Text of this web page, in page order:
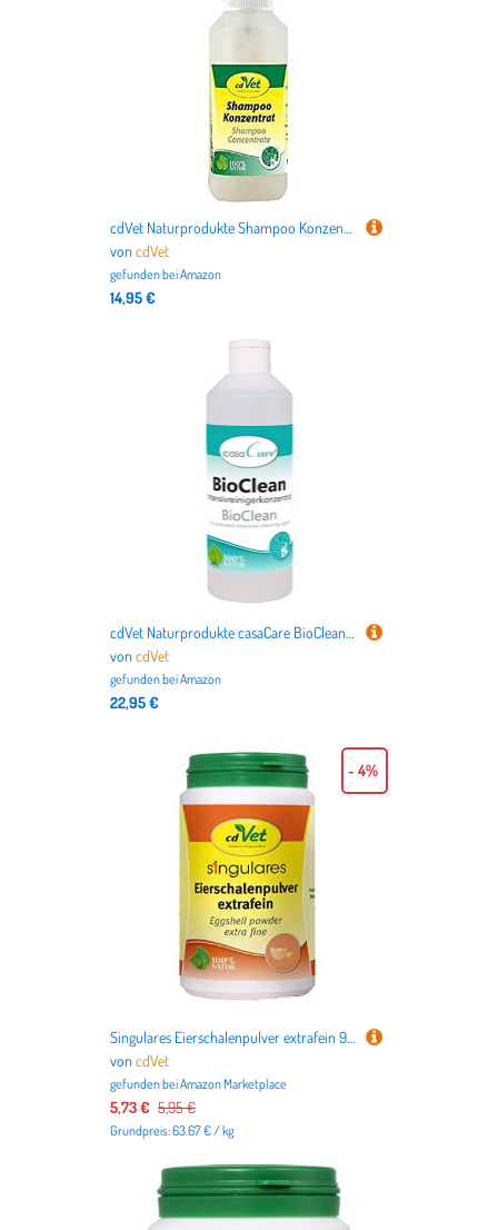
cdVet Naturprodukte Shampoo Konzentrat 100ml
voncdVet
gefunden beiAmazon
14,95 €
cdVet Naturprodukte casaCare BioClean Intensivreinigerkonzentrat 500 ml - Reinigungsmittel - Verschmutzung - Reinigung - gründlich + umweltfreundlich - einsetzbar bei Oberflächen + Autoreinigung -
voncdVet
gefunden beiAmazon
22,95 €
Singulares Eierschalenpulver extrafein 90g
voncdVet
gefunden beiAmazon Marketplace
5,73 € 5,95 €
Grundpreis: 63.67 € / kg
- 4%